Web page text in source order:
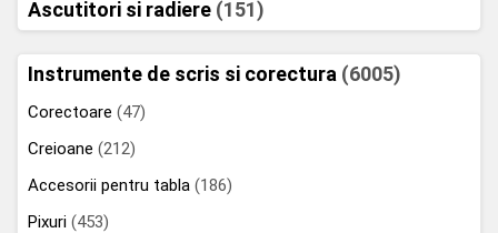
Ascutitori si radiere (151)
Instrumente de scris si corectura (6005)
Corectoare (47)
Creioane (212)
Accesorii pentru tabla (186)
Pixuri (453)